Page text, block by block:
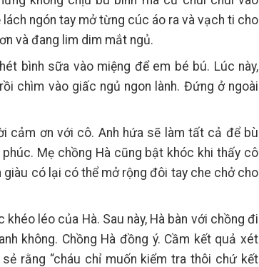
ngón tay mở từng cúc áo ra và vạch ti cho
và đang lim dim mắt ngủ.
bình sữa vào miệng để em bé bú. Lúc này,
chìm vào giấc ngủ ngon lành. Đứng ở ngoài
cảm ơn với cô. Anh hứa sẽ làm tất cả để bù
Mẹ chồng Hà cũng bật khóc khi thấy cô
có lại có thể mở rộng đôi tay che chở cho
léo của Hà. Sau này, Hà bàn với chồng đi
không. Chồng Hà đồng ý. Cầm kết quả xét
rằng “cháu chỉ muốn kiểm tra thôi chứ kết